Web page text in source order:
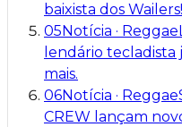
baixista dos Wailers!
05 Notícia · Reggae
lendário tecladista
mais.
06Notícia · Reggae
CREW lançam